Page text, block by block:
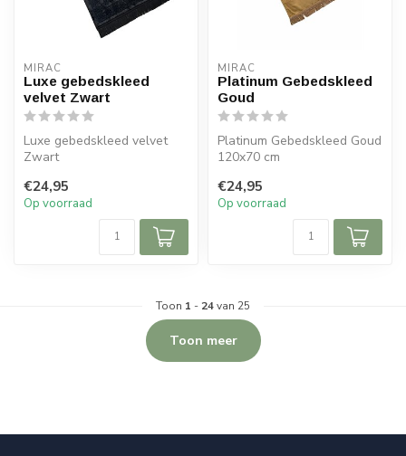
MIRAC
Luxe gebedskleed
velvet Zwart
Luxe gebedskleed velvet
Zwart
Afmeting: 120x70 cm
€24,95
Op voorraad
MIRAC
Platinum Gebedskleed
Goud
Platinum Gebedskleed Goud
120x70 cm
€24,95
Op voorraad
Toon 1 - 24van 25
Toon meer